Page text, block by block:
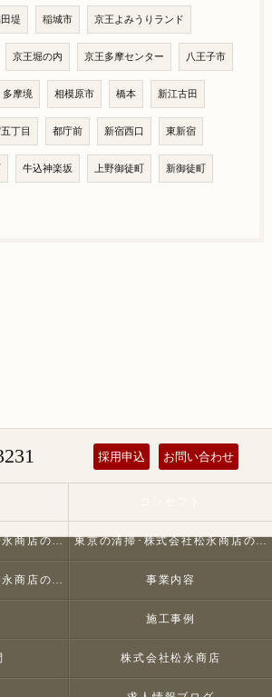
堤 稲城市 京王よみうりランド
京王堀の内 京王多摩センター 八王子市
多摩境 相模原市 橋本 新江古田
丁目 都庁前 新宿西口 東新宿
牛込神楽坂 上野御徒町 新御徒町
採用申込 お問い合わせ
東京の清掃･株式会社松永商店の口コミ情報 東京の清掃･株式会社松永商店の評判
東京の清掃･株式会社松永商店のお客様の声 事業内容
施工事例
株式会社松永商店